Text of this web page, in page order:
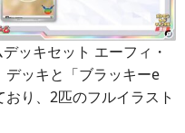
ッキセット エーフィ・
ッキと「ブラッキーe
り、2匹のフルイラスト